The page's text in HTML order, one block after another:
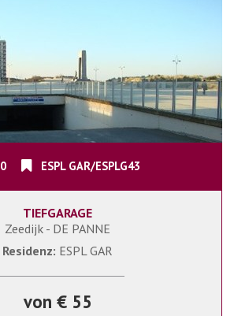
0 ESPL GAR/ESPLG43
TIEFGARAGE
Zeedijk - DE PANNE
Residenz: ESPL GAR
von € 55